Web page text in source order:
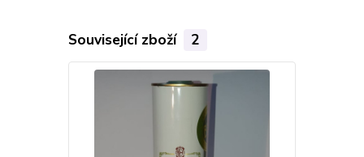
Související zboží 2